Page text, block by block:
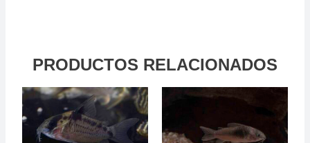
PRODUCTOS RELACIONADOS